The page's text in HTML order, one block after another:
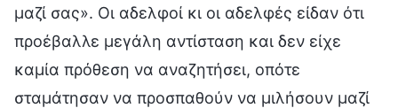
μαζί σας». Οι αδελφοί κι οι αδελφές είδαν ότι
προέβαλλε μεγάλη αντίσταση και δεν είχε
καμία πρόθεση να αναζητήσει, οπότε
σταμάτησαν να προσπαθούν να μιλήσουν μαζί